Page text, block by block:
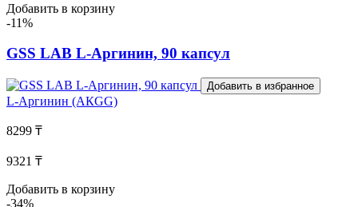
Добавить в корзину
-11%
GSS LAB L-Аргинин, 90 капсул
Добавить в избранное
L-Аргинин (АКGG)
8299 ₸
9321 ₸
Добавить в корзину
-34%